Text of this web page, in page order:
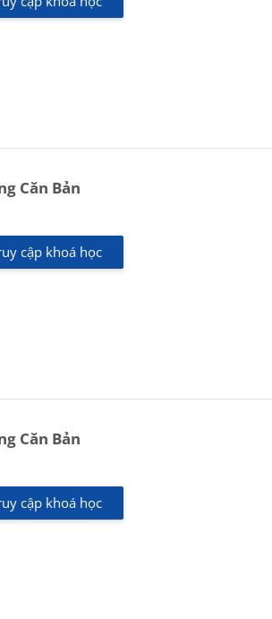
Căn Bản
cập khoá học
Căn Bản
cập khoá học